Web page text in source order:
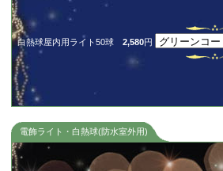
白熱球屋内用ライト50球 2,580円
電飾ライト・白熱球(防水室外用)